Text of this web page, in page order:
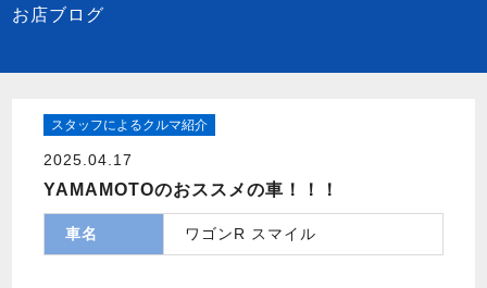
お店ブログ
スタッフによるクルマ紹介
2025.04.17
YAMAMOTOのおススメの車！！！
車名 ワゴンR スマイル